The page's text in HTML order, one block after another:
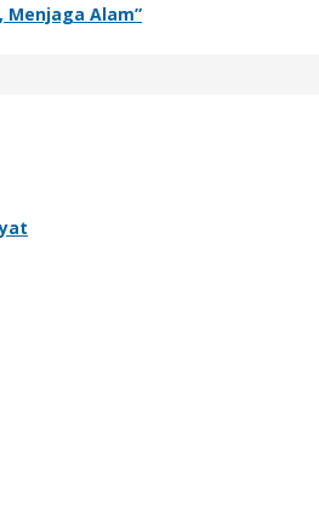
Menjaga Alam”